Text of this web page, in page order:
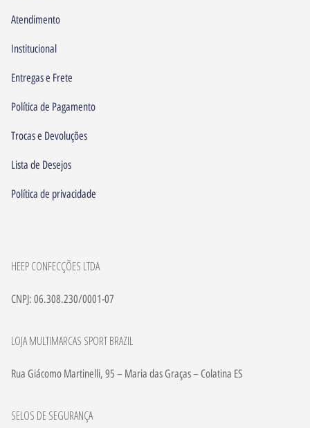
Atendimento
Institucional
Entregas e Frete
Política de Pagamento
Trocas e Devoluções
Lista de Desejos
Política de privacidade
HEEP CONFECÇÕES LTDA
CNPJ: 06.308.230/0001-07
LOJA MULTIMARCAS SPORT BRAZIL
Rua Giácomo Martinelli, 95 – Maria das Graças – Colatina ES
SELOS DE SEGURANÇA